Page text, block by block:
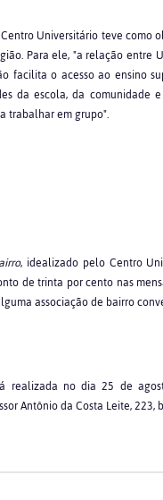
Universitário teve como
Para ele, "a relação entre
facilita o acesso ao ensino
da escola, da
trabalhar em grupo".
, idealizado pelo Centro
de trinta por cento nas
associação de bairro
realizada no dia 25 de
Antônio da Costa Leite,